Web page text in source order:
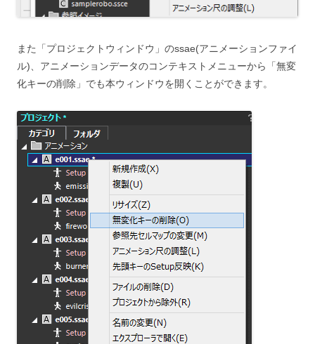
また「プロジェクトウィンドウ」のssae(アニメーションファイ
ル)、アニメーションデータのコンテキストメニューから「無変
化キーの削除」でも本ウィンドウを開くことができます。